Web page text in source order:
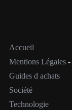
Accueil
Mentions Légales-
Guides d achats
Société
Technologie